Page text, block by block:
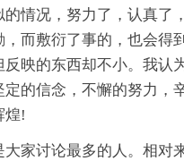
情况，努力了，认真了
，而敷衍了事的，也会得
映的东西却不小。我认
定的信念，不懈的努力，
煌!
大家讨论最多的人。相对